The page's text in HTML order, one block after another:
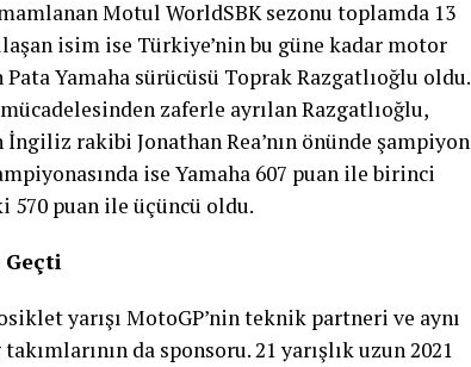
Motul WorldSBK sezonu toplamda 13
isim ise Türkiye’nin bu güne kadar motor
Pata Yamaha sürücüsü Toprak Razgatlıoğlu oldu.
zaferle ayrılan Razgatlıoğlu,
rakibi Jonathan Rea’nın önünde şampiyon
ise Yamaha 607 puan ile birinci
570 puan ile üçüncü oldu.
Geçti
yarışı MotoGP’nin teknik partneri ve aynı
da sponsoru. 21 yarışlık uzun 2021